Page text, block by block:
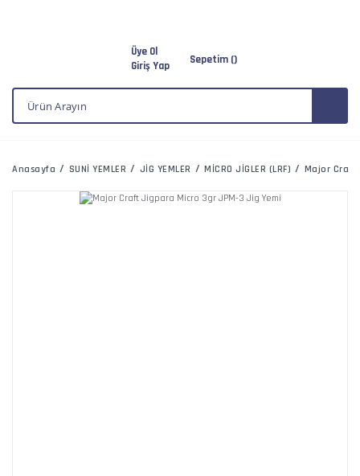
Üye Ol
Giriş Yap
Sepetim ()
Anasayfa SUNİ YEMLER JİG YEMLER MİCRO JİGLER (LRF) Major Craft